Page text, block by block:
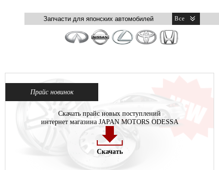
Прайс новинок
Скачать прайс новых поступлений
интернет магазина JAPAN MOTORS ODESSA
Скачать